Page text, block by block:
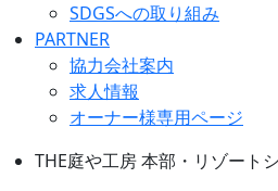
SDGSへの取り組み
PARTNER
協力会社案内
求人情報
オーナー様専用ページ
THE庭や工房 本部・リゾート